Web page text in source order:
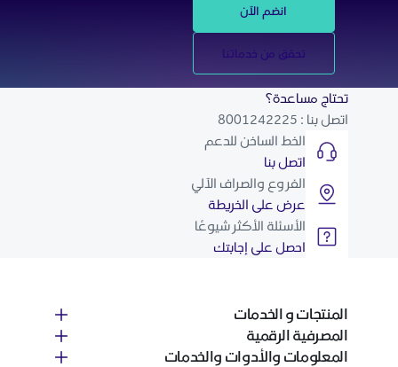
انضم الآن
تحقق من خدماتنا
تحتاج مساعدة؟
اتصل بنا : 8001242225
الخط الساخن للدعم
اتصل بنا
الفروع والصراف الآلي
عرض على الخريطة
الأسئلة الأكثر شيوعًا
احصل على إجابتك
المنتجات و الخدمات
المصرفية الرقمية
المعلومات والأدوات والخدمات